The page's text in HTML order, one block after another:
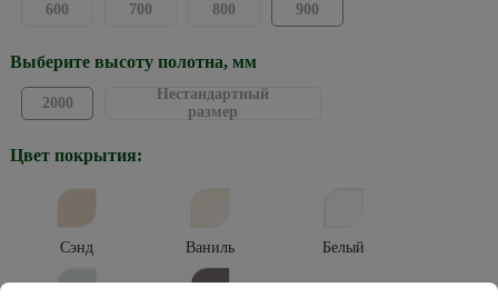
600 700 800 900
Выберите высоту полотна, мм
2000
Нестандартный
размер
Цвет покрытия:
Сэнд Ваниль Белый